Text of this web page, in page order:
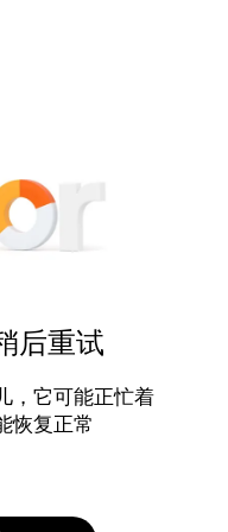
后重试
，它可能正忙着
恢复正常